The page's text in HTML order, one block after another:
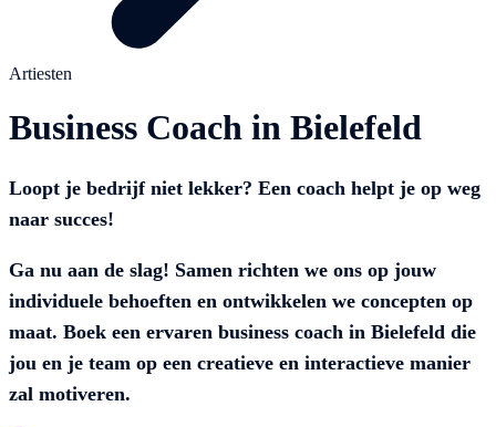
Artiesten
Business Coach in Bielefeld
Loopt je bedrijf niet lekker? Een coach helpt je op weg
naar succes!
Ga nu aan de slag! Samen richten we ons op jouw
individuele behoeften en ontwikkelen we concepten op
maat. Boek een ervaren business coach in Bielefeld die
jou en je team op een creatieve en interactieve manier
zal motiveren.